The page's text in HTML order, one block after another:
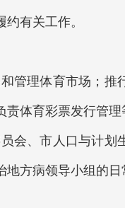
有关工作。
理体育市场；推
体育彩票发行管理
会、市人口与计划
方病领导小组的日